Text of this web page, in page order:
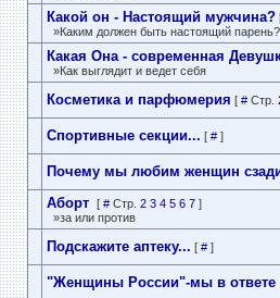
Какой он - Настоящий мужчина?
»Каким должен быть настоящий парень?
Какая Она - современная
»Как выглядит и ведет себя
Косметика и парфюмерия [ #Стр.
Спортивные секции... [ #]
Почему мы любим женщин
Аборт [ #Стр. 2 3 4 5 6 7]
»за или против
Подскажите аптеку... [ #]
"Женщины России"-мы в ответе